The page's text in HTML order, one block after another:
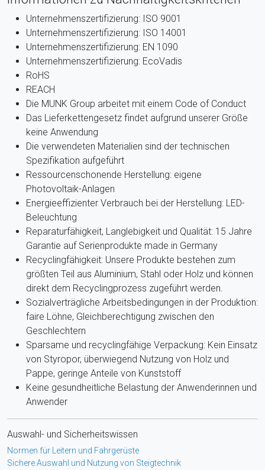
Unternehmenszertifizierung: ISO 9001
Unternehmenszertifizierung: ISO 14001
Unternehmenszertifizierung: EN 1090
Unternehmenszertifizierung: EcoVadis
RoHS
REACH
Die MUNK Group arbeitet mit einem Code of Conduct
Das Lieferkettengesetz findet aufgrund unserer Größe
keine Anwendung
Die verwendeten Materialien sind der technischen
Spezifikation aufgeführt
Ressourcenschonende Herstellung: eigene
Photovoltaik-Anlagen
Energieeffizienter Verbrauch bei der Herstellung: LED-
Beleuchtung
Reparaturfähigkeit, Langlebigkeit und Qualität: 15 Jahre
Garantie auf Serienprodukte made in Germany
Recyclingfähigkeit: Unsere Produkte bestehen zum
größten Teil aus Aluminium, Stahl oder Holz und können
direkt dem Recyclingprozess zugeführt werden.
Sozialverträgliche Arbeitsbedingungen in der Produktion:
faire Löhne, Gleichberechtigung zwischen den
Geschlechtern
Sparsame und recyclingfähige Verpackung: Kein Einsatz
von Styropor, überwiegend Nutzung von Holz und
Pappe, geringe Anteile von Kunststoff
Keine gesundheitliche Belastung der Anwenderinnen und
Anwender
Auswahl- und Sicherheitswissen
Normen für Leitern und Fahrgerüste
Sichere Auswahl und Nutzung von Steigtechnik